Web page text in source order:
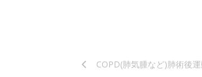
COPD(肺気腫など)肺術後